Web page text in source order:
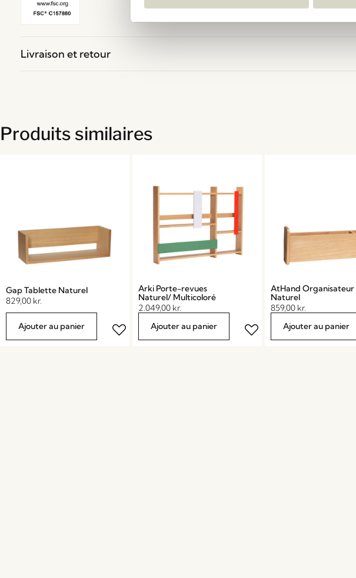
Livraison et retour
Produits similaires
Gap Tablette Naturel
829,00 kr.
Ajouter au panier
Arki Porte-revues
Naturel/ Multicoloré
2.049,00 kr.
Ajouter au panier
AtHand Organisateur
Naturel
859,00 kr.
Ajouter au panier